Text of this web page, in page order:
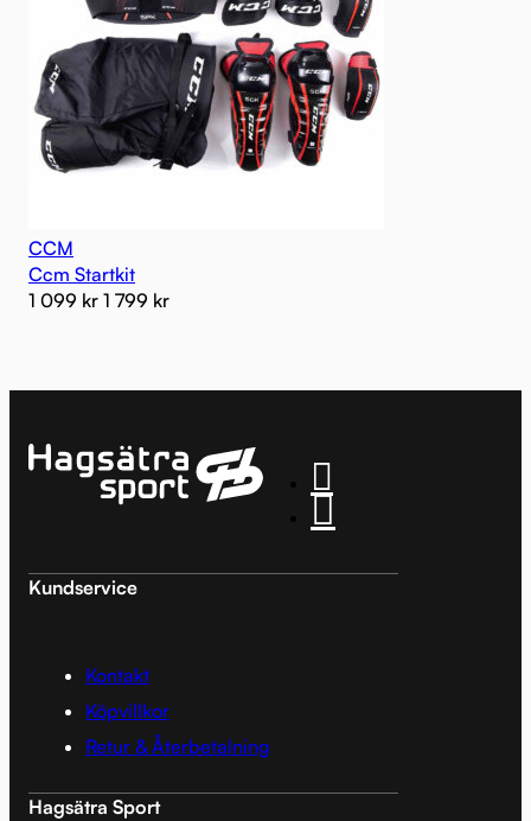
CCM
Ccm Startkit
1 099 kr 1 799 kr
Kundservice
Kontakt
Köpvillkor
Retur & Återbetalning
Hagsätra Sport